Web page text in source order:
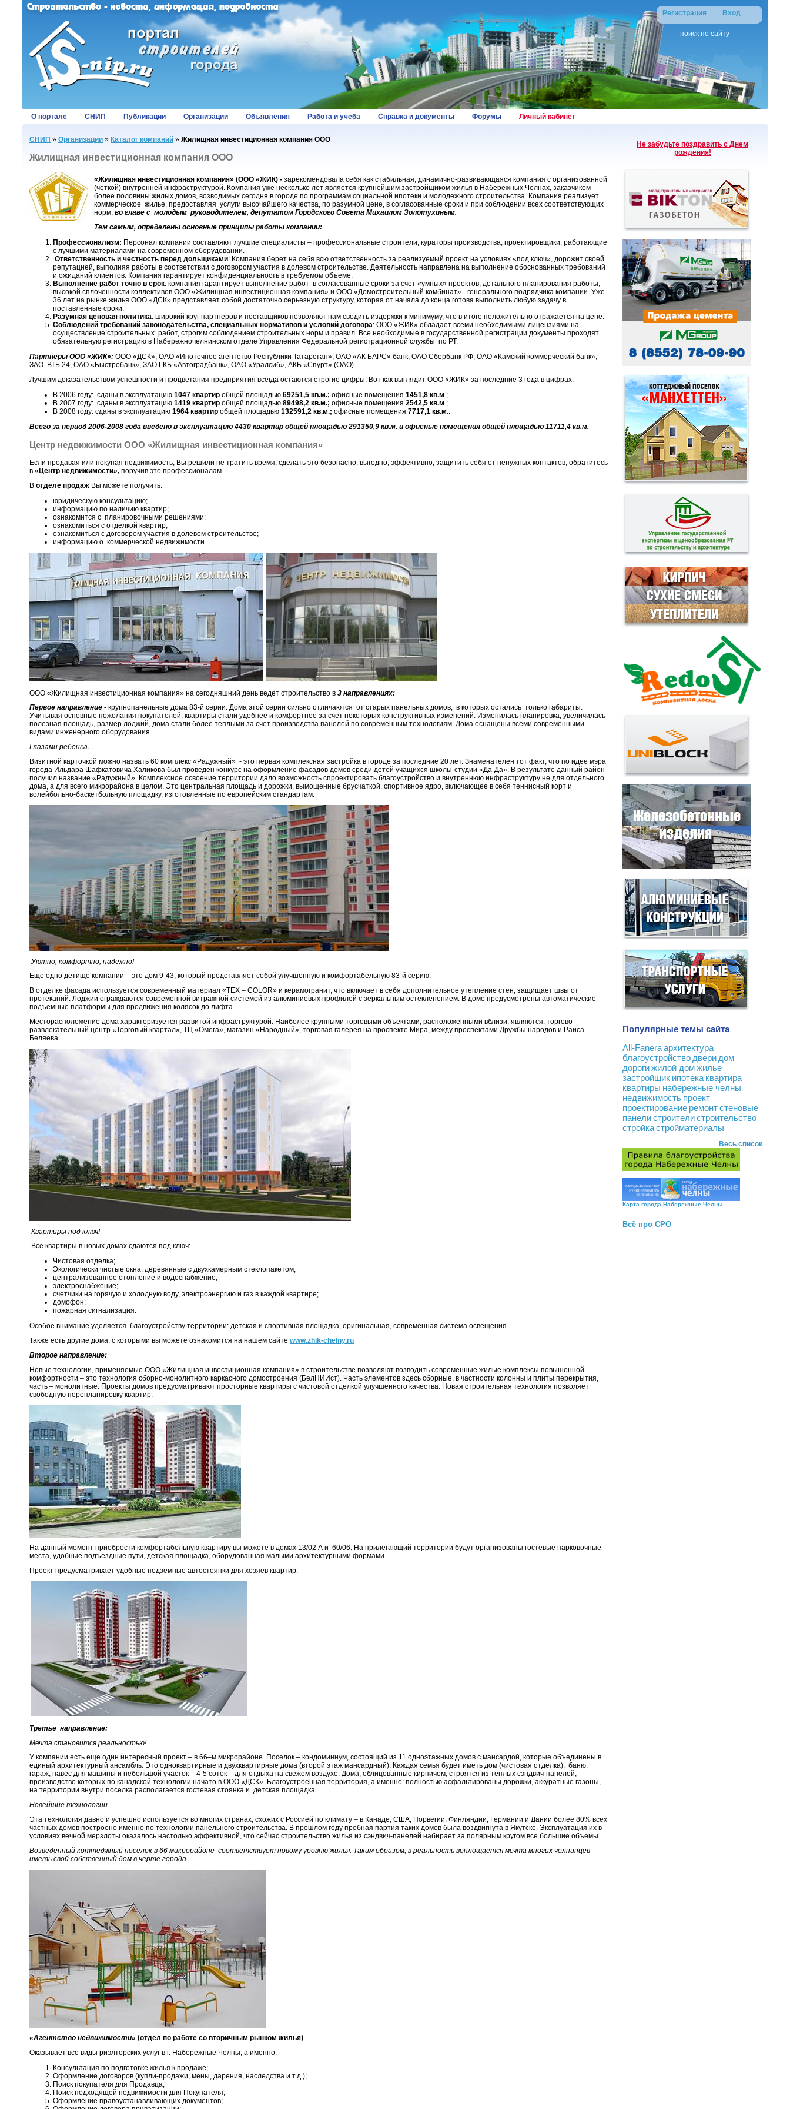
Регистрация Вход
поиск по сайту
О портале СНИП Публикации Организации Объявления Работа и учеба Справка и документы Форумы Личный кабинет
СНИП » Организации » Каталог компаний » Жилищная инвестиционная компания ООО
Жилищная инвестиционная компания ООО
«Жилищная инвестиционная компания» (ООО «ЖИК) - зарекомендовала себя как стабильная, динамично-развивающаяся компания с организованной
(четкой) внутренней инфраструктурой. Компания уже несколько лет является крупнейшим застройщиком жилья в Набережных Челнах, заказчиком
более половины жилых домов, возводимых сегодня в городе по программам социальной ипотеки и молодежного строительства. Компания реализует
коммерческое жилье, предоставляя услуги высочайшего качества, по разумной цене, в согласованные сроки и при соблюдении всех соответствующих
норм, во главе с молодым руководителем, депутатом Городского Совета Михаилом Золотухиным.
Тем самым, определены основные принципы работы компании:
Профессионализм: Персонал компании составляют лучшие специалисты – профессиональные строители, кураторы производства, проектировщики, работающие
с лучшими материалами на современном оборудовании.
Ответственность и честность перед дольщиками: Компания берет на себя всю ответственность за реализуемый проект на условиях «под ключ», дорожит своей
репутацией, выполняя работы в соответствии с договором участия в долевом строительстве. Деятельность направлена на выполнение обоснованных требований
и ожиданий клиентов. Компания гарантирует конфиденциальность в требуемом объеме.
Выполнение работ точно в срок: компания гарантирует выполнение работ в согласованные сроки за счет «умных» проектов, детального планирования работы,
высокой сплоченности коллективов ООО «Жилищная инвестиционная компания» и ООО «Домостроительный комбинат» - генерального подрядчика компании. Уже
36 лет на рынке жилья ООО «ДСК» представляет собой достаточно серьезную структуру, которая от начала до конца готова выполнить любую задачу в
поставленные сроки.
Разумная ценовая политика: широкий круг партнеров и поставщиков позволяют нам сводить издержки к минимуму, что в итоге положительно отражается на цене.
Соблюдений требований законодательства, специальных нормативов и условий договора: ООО «ЖИК» обладает всеми необходимыми лицензиями на
осуществление строительных работ, строгим соблюдением строительных норм и правил. Все необходимые в государственной регистрации документы проходят
обязательную регистрацию в Набережночелнинском отделе Управления Федеральной регистрационной службы по РТ.
Партнеры ООО «ЖИК»: ООО «ДСК», ОАО «Ипотечное агентство Республики Татарстан», ОАО «АК БАРС» банк, ОАО Сбербанк РФ, ОАО «Камский коммерческий банк»,
ЗАО ВТБ 24, ОАО «Быстробанк», ЗАО ГКБ «Автоградбанк», ОАО «Уралсиб», АКБ «Спурт» (ОАО)
Лучшим доказательством успешности и процветания предприятия всегда остаются строгие цифры. Вот как выглядит ООО «ЖИК» за последние 3 года в цифрах:
В 2006 году: сданы в эксплуатацию 1047 квартир общей площадью 69251,5 кв.м.; офисные помещения 1451,8 кв.м.;
В 2007 году: сданы в эксплуатацию 1419 квартир общей площадью 89498,2 кв.м.; офисные помещения 2542,5 кв.м.;
В 2008 году: сданы в эксплуатацию 1964 квартир общей площадью 132591,2 кв.м.; офисные помещения 7717,1 кв.м..
Всего за период 2006-2008 года введено в эксплуатацию 4430 квартир общей площадью 291350,9 кв.м. и офисные помещения общей площадью 11711,4 кв.м.
Центр недвижимости ООО «Жилищная инвестиционная компания»
Если продавая или покупая недвижимость, Вы решили не тратить время, сделать это безопасно, выгодно, эффективно, защитить себя от ненужных контактов, обратитесь
в « Центр недвижимости», поручив это профессионалам.
В отделе продаж Вы можете получить:
юридическую консультацию;
информацию по наличию квартир;
ознакомится с планировочными решениями;
ознакомиться с отделкой квартир;
ознакомиться с договором участия в долевом строительстве;
информацию о коммерческой недвижимости.
ООО «Жилищная инвестиционная компания» на сегодняшний день ведет строительство в 3 направлениях:
Первое направление - крупнопанельные дома 83-й серии. Дома этой серии сильно отличаются от старых панельных домов, в которых остались только габариты.
Учитывая основные пожелания покупателей, квартиры стали удобнее и комфортнее за счет некоторых конструктивных изменений. Изменилась планировка, увеличилась
полезная площадь, размер лоджий, дома стали более теплыми за счет производства панелей по современным технологиям. Дома оснащены всеми современными
видами инженерного оборудования.
Глазами ребенка…
Визитной карточкой можно назвать 60 комплекс «Радужный» - это первая комплексная застройка в городе за последние 20 лет. Знаменателен тот факт, что по идее мэра
города Ильдара Шафкатовича Халикова был проведен конкурс на оформление фасадов домов среди детей учащихся школы-студии «Да-Да». В результате данный район
получил название «Радужный». Комплексное освоение территории дало возможность спроектировать благоустройство и внутреннюю инфраструктуру не для отдельного
дома, а для всего микрорайона в целом. Это центральная площадь и дорожки, вымощенные брусчаткой, спортивное ядро, включающее в себя теннисный корт и
волейбольно-баскетбольную площадку, изготовленные по европейским стандартам.
Уютно, комфортно, надежно!
Еще одно детище компании – это дом 9-43, который представляет собой улучшенную и комфортабельную 83-й серию.
В отделке фасада используется современный материал «TEX – COLOR» и керамогранит, что включает в себя дополнительное утепление стен, защищает швы от
протеканий. Лоджии ограждаются современной витражной системой из алюминиевых профилей с зеркальным остекленением. В доме предусмотрены автоматические
подъемные платформы для продвижения колясок до лифта.
Месторасположение дома характеризуется развитой инфраструктурой. Наиболее крупными торговыми объектами, расположенными вблизи, являются: торгово-
развлекательный центр «Торговый квартал», ТЦ «Омега», магазин «Народный», торговая галерея на проспекте Мира, между проспектами Дружбы народов и Раиса
Беляева.
Квартиры под ключ!
Все квартиры в новых домах сдаются под ключ:
Чистовая отделка;
Экологически чистые окна, деревянные с двухкамерным стеклопакетом;
централизованное отопление и водоснабжение;
электроснабжение;
счетчики на горячую и холодную воду, электроэнергию и газ в каждой квартире;
домофон;
пожарная сигнализация.
Особое внимание уделяется благоустройству территории: детская и спортивная площадка, оригинальная, современная система освещения.
Также есть другие дома, с которыми вы можете ознакомится на нашем сайте www.zhik-chelny.ru
Второе направление:
Новые технологии, применяемые ООО «Жилищная инвестиционная компания» в строительстве позволяют возводить современные жилые комплексы повышенной
комфортности – это технология сборно-монолитного каркасного домостроения (БелНИИст). Часть элементов здесь сборные, в частности колонны и плиты перекрытия,
часть – монолитные. Проекты домов предусматривают просторные квартиры с чистовой отделкой улучшенного качества. Новая строительная технология позволяет
свободную перепланировку квартир.
На данный момент приобрести комфортабельную квартиру вы можете в домах 13/02 А и 60/06. На прилегающий территории будут организованы гостевые парковочные
места, удобные подъездные пути, детская площадка, оборудованная малыми архитектурными формами.
Проект предусматривает удобные подземные автостоянки для хозяев квартир.
Третье направление:
Мечта становится реальностью!
У компании есть еще один интересный проект – в 66–м микрорайоне. Поселок – кондоминиум, состоящий из 11 одноэтажных домов с мансардой, которые объединены в
единый архитектурный ансамбль. Это одноквартирные и двухквартирные дома (второй этаж мансардный). Каждая семья будет иметь дом (чистовая отделка), баню,
гараж, навес для машины и небольшой участок – 4-5 соток – для отдыха на свежем воздухе. Дома, облицованные кирпичом, строятся из теплых сэндвич-панелей,
производство которых по канадской технологии начато в ООО «ДСК». Благоустроенная территория, а именно: полностью асфальтированы дорожки, аккуратные газоны,
на территории внутри поселка располагается гостевая стоянка и детская площадка.
Новейшие технологии
Эта технология давно и успешно используется во многих странах, схожих с Россией по климату – в Канаде, США, Норвегии, Финляндии, Германии и Дании более 80% всех
частных домов построено именно по технологии панельного строительства. В прошлом году пробная партия таких домов была воздвигнута в Якутске. Эксплуатация их в
условиях вечной мерзлоты оказалось настолько эффективной, что сейчас строительство жилья из сэндвич-панелей набирает за полярным кругом все большие объемы.
Возведенный коттеджный поселок в 66 микрорайоне соответствует новому уровню жилья. Таким образом, в реальность воплощается мечта многих челнинцев –
иметь свой собственный дом в черте города
«Агентство недвижимости» (отдел по работе со вторичным рынком жилья)
Оказывает все виды риэлтерских услуг в г. Набережные Челны, а именно:
Консультация по подготовке жилья к продаже;
Оформление договоров (купли-продажи, мены, дарения, наследства и т.д.);
Поиск покупателя для Продавца;
Поиск подходящей недвижимости для Покупателя;
Оформление правоустанавливающих документов;
Не забудьте поздравить с Днем
рождения!
Популярные темы сайта
All-Faneraархитектура
благоустройство двери дом
дорогижилой домжилье
застройщик ипотека квартира
квартиры набережные челны
недвижимость проект
проектирование ремонтстеновые
панелистроителистроительство
стройкастройматериалы
Весь список
Карта города Набережные Челны
Всё про СРО